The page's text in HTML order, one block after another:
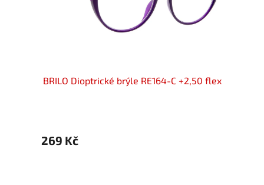
BRILO Dioptrické brýle RE164-C +2,50 flex
269 Kč